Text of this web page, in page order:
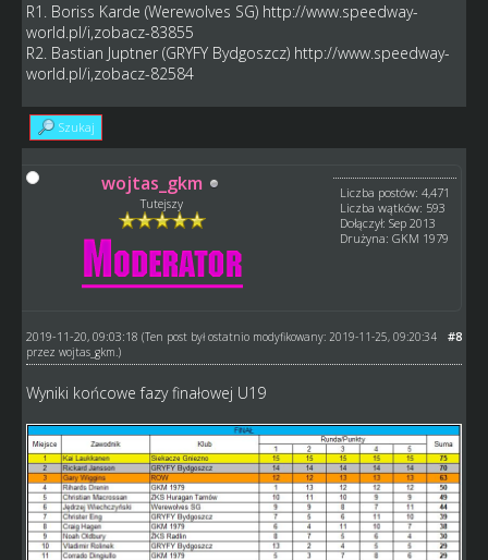
R1. Boriss Karde (Werewolves SG) http://www.speedway-
world.pl/i,zobacz-83855
R2. Bastian Juptner (GRYFY Bydgoszcz) http://www.speedway-
world.pl/i,zobacz-82584
Szukaj
wojtas_gkm
Tutejszy
Liczba postów: 4,471
Liczba wątków: 593
Dołączył: Sep 2013
Drużyna: GKM 1979
#8
2019-11-20, 09:03:18 (Ten post był ostatnio modyfikowany: 2019-11-25, 09:20:34
przez wojtas_gkm.)
Wyniki końcowe fazy finałowej U19